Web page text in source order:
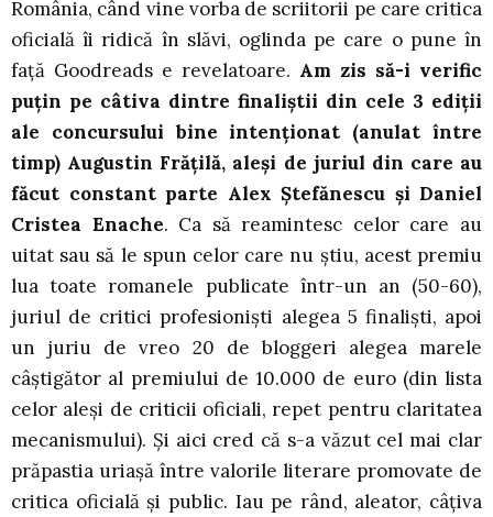
România, când vine vorba de scriitorii pe care critica
oficială îi ridică în slăvi, oglinda pe care o pune în
față Goodreads e revelatoare. Am zis să-i verific
puțin pe câtiva dintre finaliștii din cele 3 ediții
ale concursului bine intenționat (anulat între
timp) Augustin Frățilă, aleși de juriul din care au
făcut constant parte Alex Ștefănescu și Daniel
Cristea Enache. Ca să reamintesc celor care au
uitat sau să le spun celor care nu știu, acest premiu
lua toate romanele publicate într-un an (50-60),
juriul de critici profesioniști alegea 5 finaliști, apoi
un juriu de vreo 20 de bloggeri alegea marele
câștigător al premiului de 10.000 de euro (din lista
celor aleși de criticii oficiali, repet pentru claritatea
mecanismului). Și aici cred că s-a văzut cel mai clar
prăpastia uriașă între valorile literare promovate de
critica oficială și public. Iau pe rând, aleator, câțiva